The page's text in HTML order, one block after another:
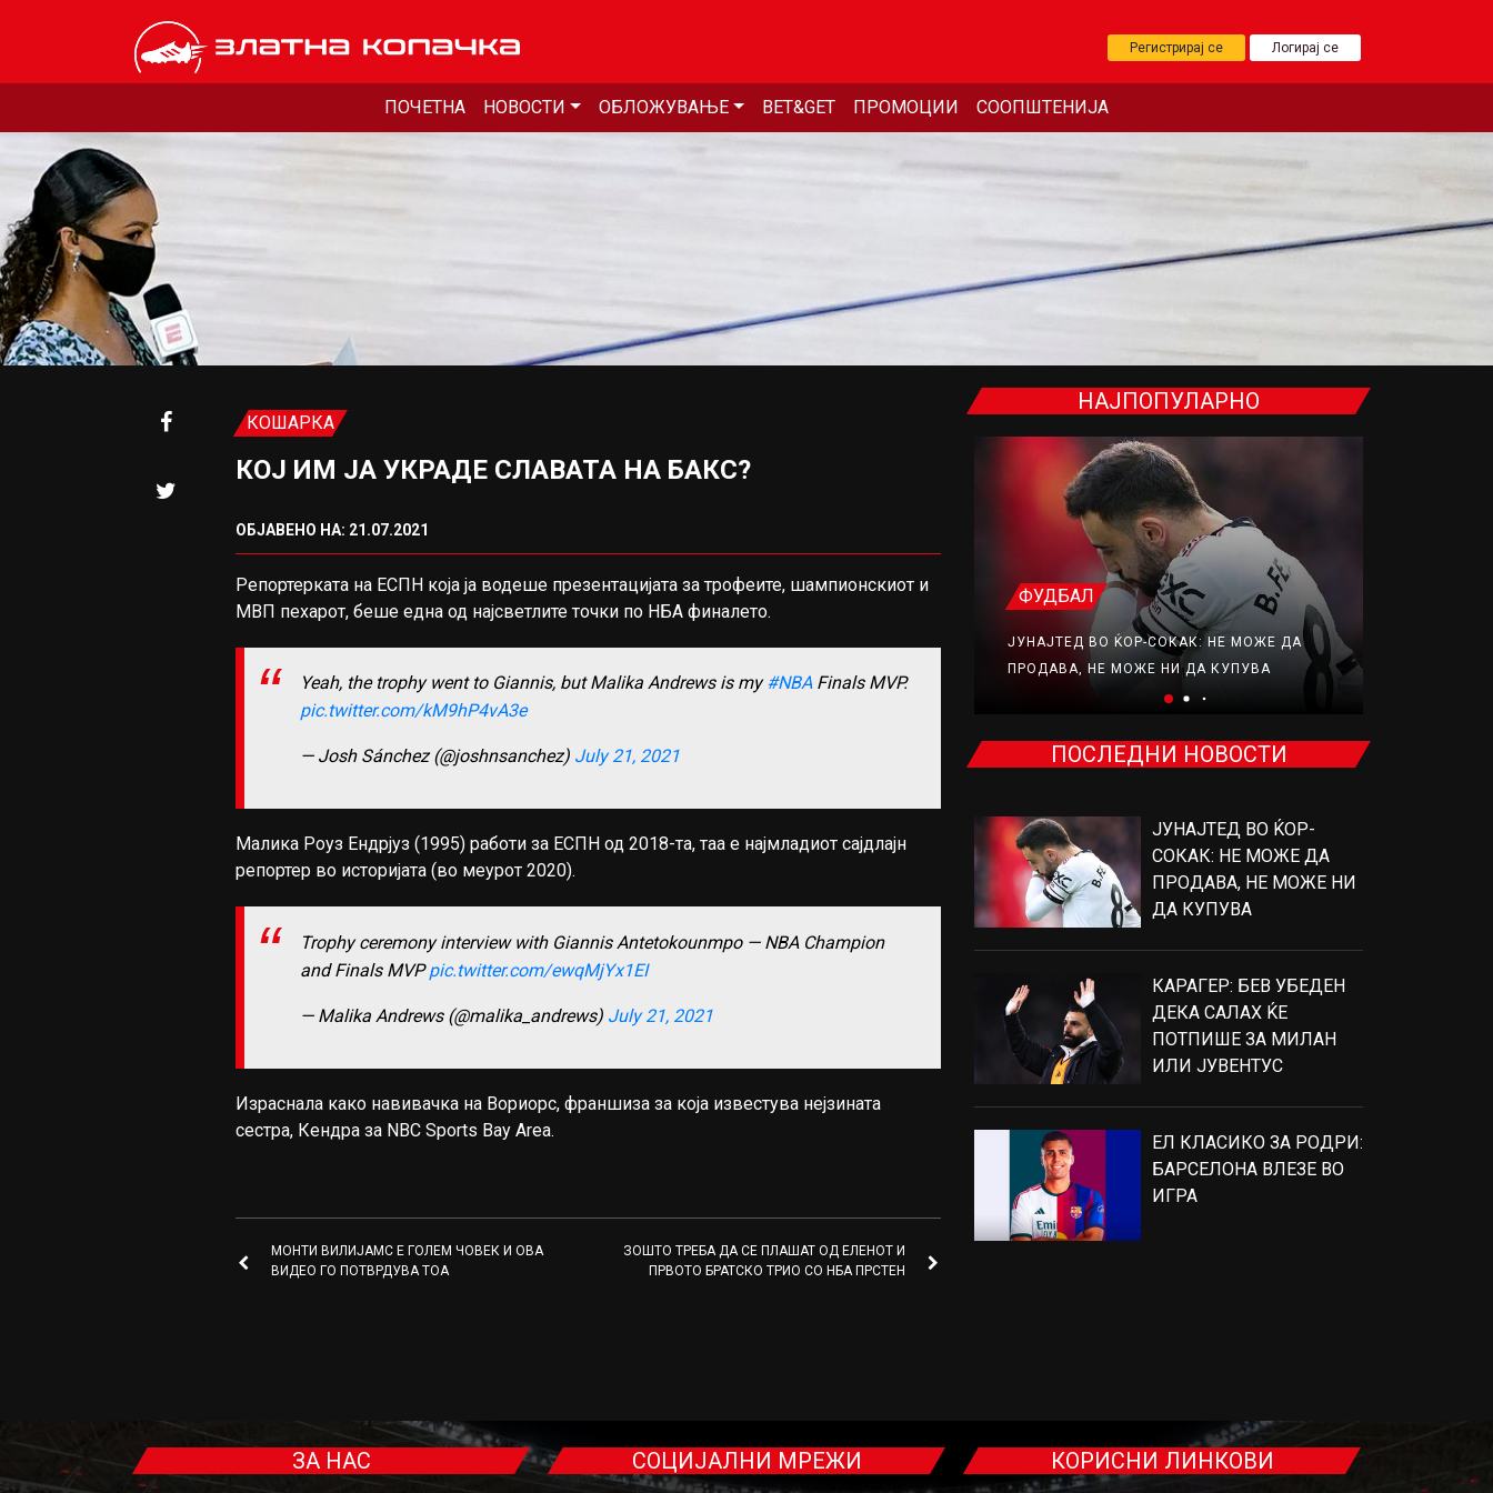
Регистрирај се Логирај се
ПОЧЕТНА НОВОСТИ ОБЛОЖУВАЊЕ BET&GET ПРОМОЦИИ СООПШТЕНИЈА
КОШАРКА
КОЈ ИМ ЈА УКРАДЕ СЛАВАТА НА БАКС?
ОБЈАВЕНО НА: 21.07.2021
Репортерката на ЕСПН која ја водеше презентацијата за трофеите, шампионскиот и
МВП пехарот, беше една од најсветлите точки по НБА финалето.
Yeah, the trophy went to Giannis, but Malika Andrews is my#NBAFinals MVP.
pic.twitter.com/kM9hP4vA3e
— Josh Sánchez (@joshnsanchez) July 21, 2021
Малика Роуз Ендрјуз (1995) работи за ЕСПН од 2018-та, таа е најмладиот сајдлајн
репортер во историјата (во меурот 2020).
Trophy ceremony interview with Giannis Antetokounmpo — NBA Champion
and Finals MVPpic.twitter.com/ewqMjYx1EI
— Malika Andrews (@malika_andrews) July 21, 2021
Израснала како навивачка на Вориорс, франшиза за која известува нејзината
сестра, Кендра за NBC Sports Bay Area.
МОНТИ ВИЛИЈАМС Е ГОЛЕМ ЧОВЕК И ОВА
ВИДЕО ГО ПОТВРДУВА ТОА
ЗОШТО ТРЕБА ДА СЕ ПЛАШАТ ОД ЕЛЕНОТ И
ПРВОТО БРАТСКО ТРИО СО НБА ПРСТЕН
НАЈПОПУЛАРНО
ФУДБАЛ ФУДБАЛ
ЈУНАЈТЕД ВО ЌОР-СОКАК: НЕ МОЖЕ ДА
ПРОДАВА, НЕ МОЖЕ НИ ДА КУПУВА
ПОСЛЕДНИ НОВОСТИ
ЈУНАЈТЕД ВО ЌОР-
СОКАК: НЕ МОЖЕ ДА
ПРОДАВА, НЕ МОЖЕ НИ
ДА КУПУВА
КАРАГЕР: БЕВ УБЕДЕН
ДЕКА САЛАХ ЌЕ
ПОТПИШЕ ЗА МИЛАН
ИЛИ ЈУВЕНТУС
ЕЛ КЛАСИКО ЗА РОДРИ:
БАРСЕЛОНА ВЛЕЗЕ ВО
ИГРА
ЗА НАС СОЦИЈАЛНИ МРЕЖИ КОРИСНИ ЛИНКОВИ